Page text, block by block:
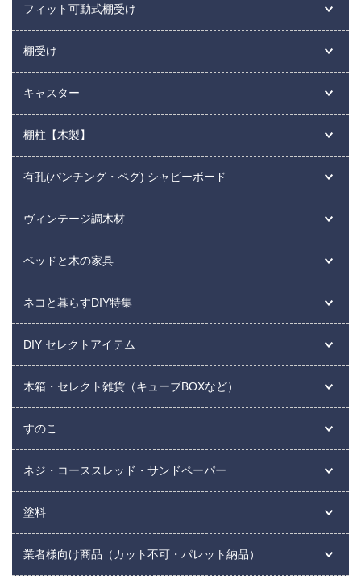
フィット可動式棚受け
棚受け
キャスター
棚柱【木製】
有孔(パンチング・ペグ) シャビーボード
ヴィンテージ調木材
ベッドと木の家具
ネコと暮らすDIY特集
DIY セレクトアイテム
木箱・セレクト雑貨（キューブBOXなど）
すのこ
ネジ・コーススレッド・サンドペーパー
塗料
業者様向け商品（カット不可・パレット納品）